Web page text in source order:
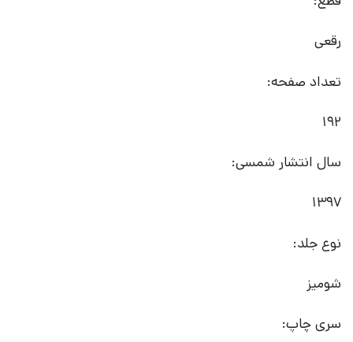
رقعی
تعداد صفحه:
192
سال انتشار شمسی:
1397
نوع جلد:
شومیز
سری چاپ: